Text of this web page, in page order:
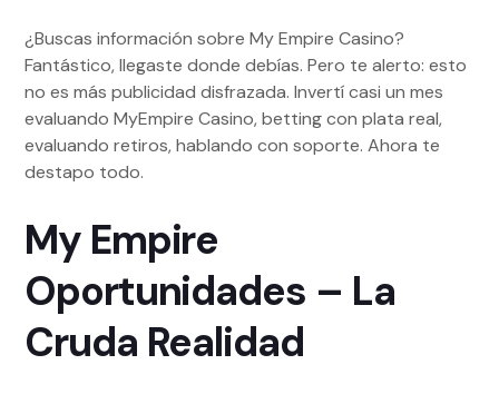
¿Buscas información sobre My Empire Casino?
Fantástico, llegaste donde debías. Pero te alerto: esto
no es más publicidad disfrazada. Invertí casi un mes
evaluando MyEmpire Casino, betting con plata real,
evaluando retiros, hablando con soporte. Ahora te
destapo todo.
My Empire
Oportunidades – La
Cruda Realidad